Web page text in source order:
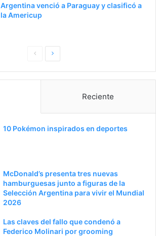
Argentina venció a Paraguay y clasificó a
la Americup
g
e
r
o
g
p
á
i
Reciente
10 Pokémon inspirados en deportes
McDonald’s presenta tres nuevas
hamburguesas junto a figuras de la
Selección Argentina para vivir el Mundial
2026
Las claves del fallo que condenó a
Federico Molinari por grooming